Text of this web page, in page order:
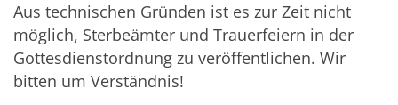
Aus technischen Gründen ist es zur Zeit nicht
möglich, Sterbeämter und Trauerfeiern in der
Gottesdienstordnung zu veröffentlichen. Wir
bitten um Verständnis!